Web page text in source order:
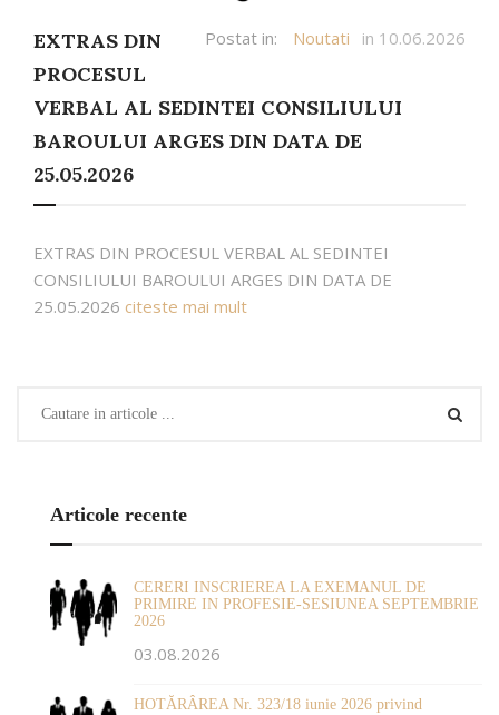
Postat in: Noutati in 10.06.2026
EXTRAS DIN
PROCESUL
VERBAL AL SEDINTEI CONSILIULUI
BAROULUI ARGES DIN DATA DE
25.05.2026
EXTRAS DIN PROCESUL VERBAL AL SEDINTEI
CONSILIULUI BAROULUI ARGES DIN DATA DE
25.05.2026 citeste mai mult
Articole recente
CERERI INSCRIEREA LA EXEMANUL DE
PRIMIRE IN PROFESIE-SESIUNEA SEPTEMBRIE
2026
03.08.2026
HOTĂRÂREA Nr. 323/18 iunie 2026 privind